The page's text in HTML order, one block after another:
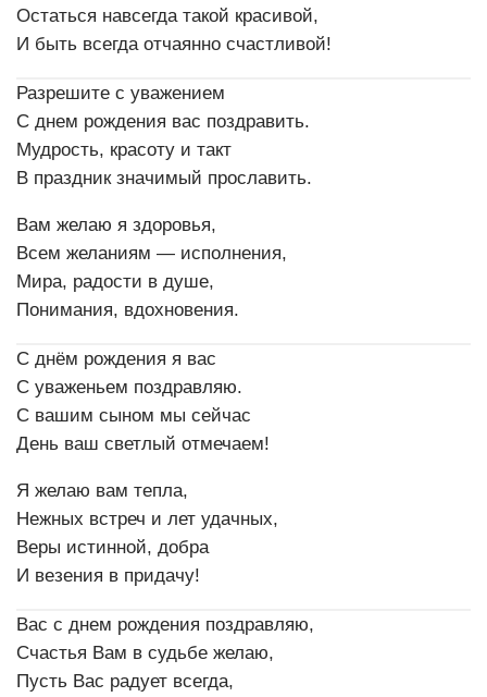
Остаться навсегда такой красивой,
И быть всегда отчаянно счастливой!
Разрешите с уважением
С днем рождения вас поздравить.
Мудрость, красоту и такт
В праздник значимый прославить.
Вам желаю я здоровья,
Всем желаниям — исполнения,
Мира, радости в душе,
Понимания, вдохновения.
С днём рождения я вас
С уваженьем поздравляю.
С вашим сыном мы сейчас
День ваш светлый отмечаем!
Я желаю вам тепла,
Нежных встреч и лет удачных,
Веры истинной, добра
И везения в придачу!
Вас с днем рождения поздравляю,
Счастья Вам в судьбе желаю,
Пусть Вас радует всегда,